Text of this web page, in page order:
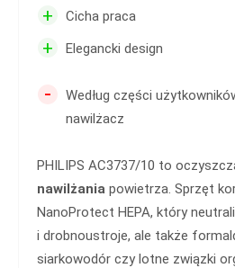
+ Cicha praca
+ Elegancki design
-
Według części
nawilżacz
PHILIPS AC3737/10 to
nawilżania powietrza. Sprzęt
NanoProtect HEPA, który
i drobnoustroje, ale także
siarkowodór czy lotne związki